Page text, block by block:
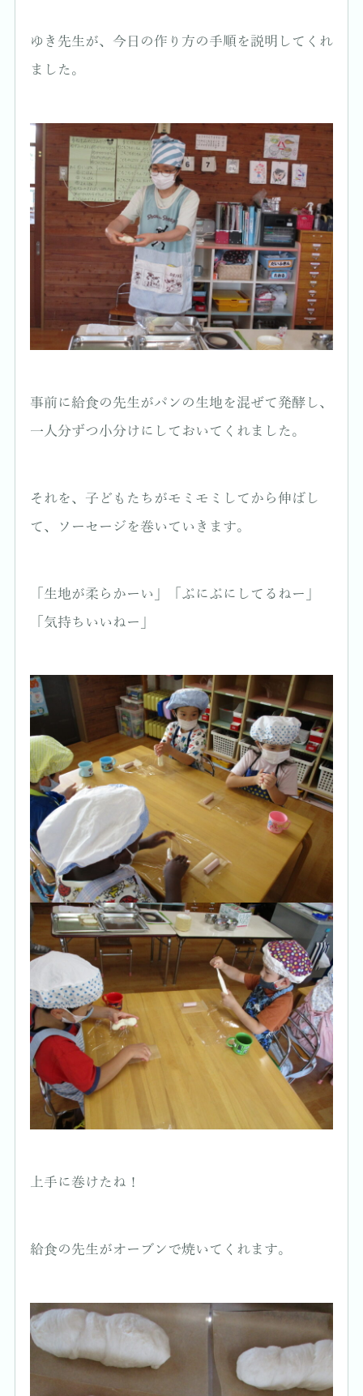
ゆき先生が、今日の作り方の手順を説明してくれ
ました。
事前に給食の先生がパンの生地を混ぜて発酵し、
一人分ずつ小分けにしておいてくれました。
それを、子どもたちがモミモミしてから伸ばし
て、ソーセージを巻いていきます。
「生地が柔らかーい」「ぷにぷにしてるねー」
「気持ちいいねー」
上手に巻けたね！
給食の先生がオーブンで焼いてくれます。